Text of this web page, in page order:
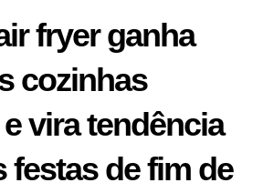
fryer ganha
cozinhas
vira tendência
festas de fim de